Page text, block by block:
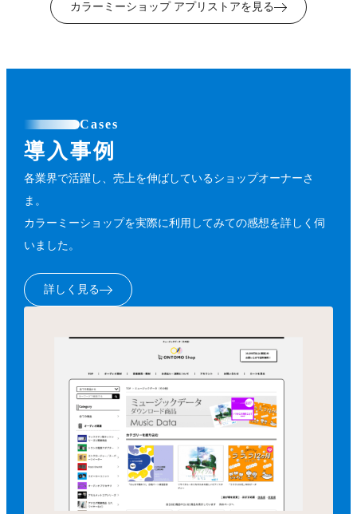
カラーミーショップ アプリストアを見る
Cases
導入事例
各業界で活躍し、売上を伸ばしているショップオーナーさ
ま。
カラーミーショップを実際に利用してみての感想を詳しく伺
いました。
詳しく見る